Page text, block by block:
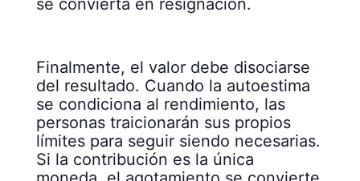
Finalmente, el valor debe disociarse
del resultado. Cuando la autoestima
se condiciona al rendimiento, las
personas traicionarán sus propios
límites para seguir siendo necesarias.
Si la contribución es la única